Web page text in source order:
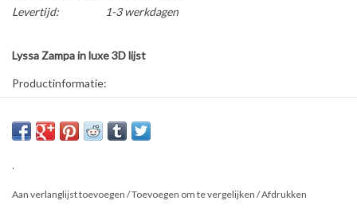
Levertijd:
1-3 werkdagen
Lyssa Zampa in luxe 3D lijst
Productinformatie:
* Kan zowel hangend als staand gebruikt worden
.
Aan verlanglijst toevoegen /Toevoegen om te vergelijken /Afdrukken